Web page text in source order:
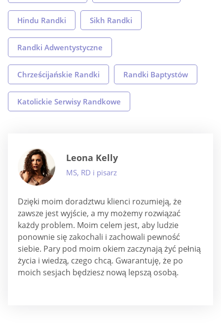
Hindu Randki Sikh Randki
Randki Adwentystyczne
Chrześcijańskie Randki Randki Baptystów
Katolickie Serwisy Randkowe
Leona Kelly
MS, RD i pisarz
Dzięki moim doradztwu klienci rozumieją, że
zawsze jest wyjście, a my możemy rozwiązać
każdy problem. Moim celem jest, aby ludzie
ponownie się zakochali i zachowali pewność
siebie. Pary pod moim okiem zaczynają żyć pełnią
życia i wiedzą, czego chcą. Gwarantuję, że po
moich sesjach będziesz nową lepszą osobą.